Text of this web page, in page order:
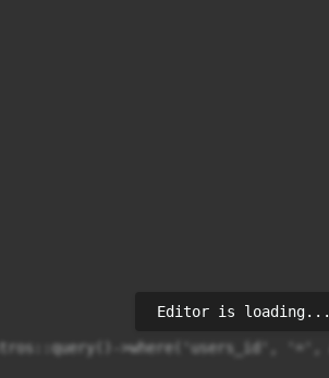
Editor is loading...